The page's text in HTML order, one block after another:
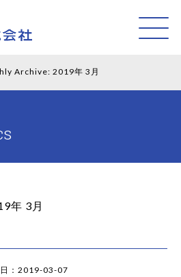
Archive: 2019年 3月
年 3月
：2019-03-07